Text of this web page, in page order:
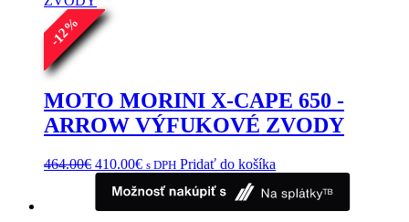
stránke
produktu.
-
12
%
MOTO MORINI X-CAPE 650 -
ARROW VÝFUKOVÉ ZVODY
464.00€ Pôvodná
cena
bola:
464.00€.
410.00€Aktuálna
je:
410.00€.
s DPH Pridať do košíka